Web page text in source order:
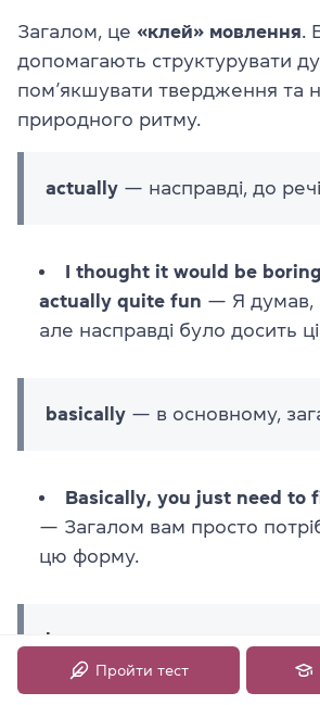
Загалом, це «клей» мовлення .
допомагають структурувати
пом’якшувати твердження та
природного ритму.
actually — насправді, до речі
I thought it would be
actually quite fun — Я думав,
але насправді було досить
basically — в основному,
Basically, you just need to
— Загалом вам просто
цю форму.
however
Пройти тест